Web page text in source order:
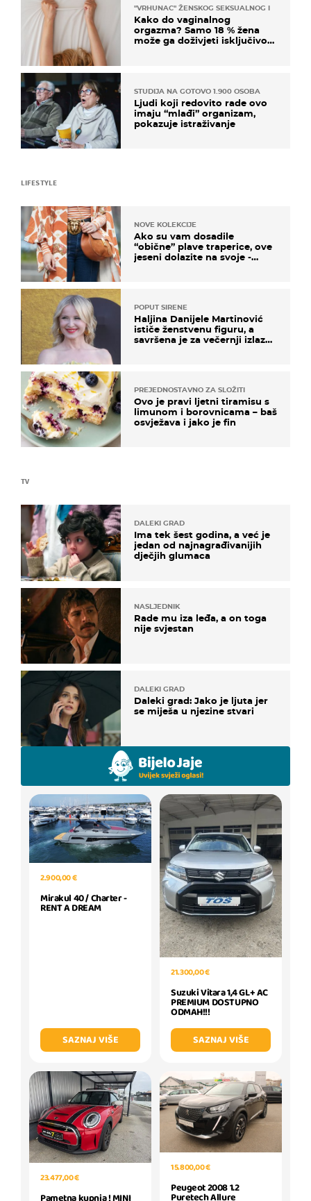
"VRHUNAC" ŽENSKOG SEKSUALNOG ISKUSTVA
Kako do vaginalnog
orgazma? Samo 18 % žena
može ga doživjeti isključivo
STUDIJA NA GOTOVO 1.900 OSOBA
Ljudi koji redovito rade ovo
imaju “mlađi” organizam,
pokazuje istraživanje
TV
DALEKI GRAD
Ima tek šest godina, a već je
jedan od najnagrađivanijih
dječjih glumaca
NASLJEDNIK
Rade mu iza leđa, a on toga
nije svjestan
DALEKI GRAD
Daleki grad: Jako je ljuta jer
se miješa u njezine stvari
LIFESTYLE
NOVE KOLEKCIJE
Ako su vam dosadile
“obične” plave traperice, ove
jeseni dolazite na svoje -
POPUT SIRENE
Haljina Danijele Martinović
ističe ženstvenu figuru, a
savršena je za večernji izlazak
PREJEDNOSTAVNO ZA SLOŽITI
Ovo je pravi ljetni tiramisu s
limunom i borovnicama – baš
osvježava i jako je fin
2.900,00 €
Mirakul 40 / Charter -
RENT A DREAM
SAZNAJ VIŠE
21.300,00 €
Suzuki Vitara 1,4 GL+ AC
PREMIUM DOSTUPNO
ODMAH!!!
SAZNAJ VIŠE
23.477,00 €
15.800,00 €
Peugeot 2008 1.2
Puretech Allure